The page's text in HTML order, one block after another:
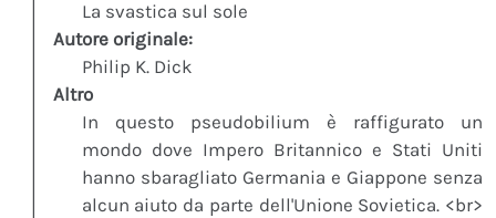
La svastica sul sole
Autore originale:
Philip K. Dick
Altro
In questo pseudobilium è raffigurato un
mondo dove Impero Britannico e Stati Uniti
hanno sbaragliato Germania e Giappone senza
alcun aiuto da parte dell'Unione Sovietica. <br>